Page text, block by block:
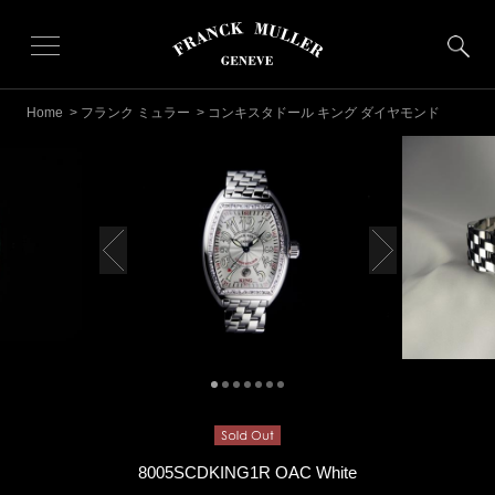
Home > フランク ミュラー > コンキスタドール キング ダイヤモンド
8005SCDKING1R OAC White